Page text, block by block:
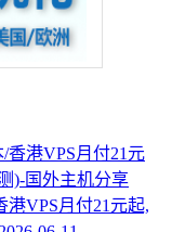
港VPS月付21元起,